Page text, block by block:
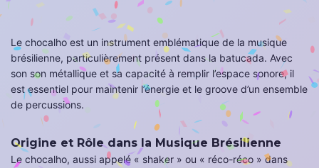
Le chocalho est un instrument emblématique de la musique
brésilienne, particulièrement présent dans la batucada. Avec
son son métallique et sa capacité à remplir l’espace sonore, il
est essentiel pour maintenir l’énergie et le groove d’un ensemble
de percussions.
Origine et Rôle dans la Musique Brésilienne
Le chocalho, aussi appelé « shaker » ou « réco-réco » dans